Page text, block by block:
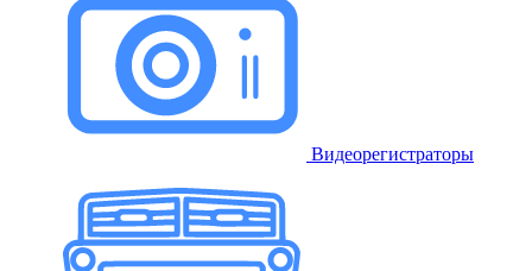
Видеорегистраторы